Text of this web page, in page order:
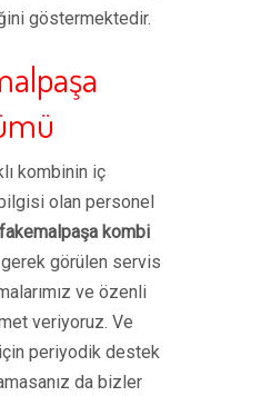
göstermektedir.
kombinin iç
bilgisi olan personel
kombi
görülen servis
ve özenli
veriyoruz. Ve
için periyodik destek
da bizler